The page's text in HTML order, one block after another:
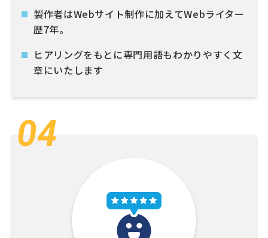
製作者はWebサイト制作に加えてWebライター
歴7年。
ヒアリングをもとに専門用語もわかりやすく文
章にいたします